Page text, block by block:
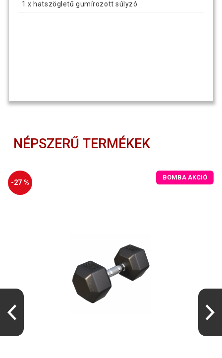
1 x hatszögletű gumírozott súlyzó
NÉPSZERŰ TERMÉKEK
-27 %
BOMBA AKCIÓ